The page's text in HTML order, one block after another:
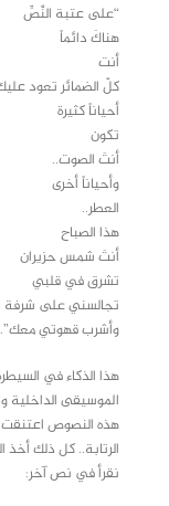
“على عتبة النَّصِّ
هناكَ دائماً
أنت
كلّ الضمائر تعود
أحياناً كثيرة
تكون
أنتَ الصوت..
وأحياناً أخرى
العطر..
هذا الصباح
أنتَ شمس حزيران
تشرق في قلبي
تجالسني على
وأشرب قهوتي معك”.
هذا الذكاء في
الموسيقى الداخلية
هذه النصوص اعتنقت
الرتابة.. كل ذلك أخذ
نقرأ في نص آخر: